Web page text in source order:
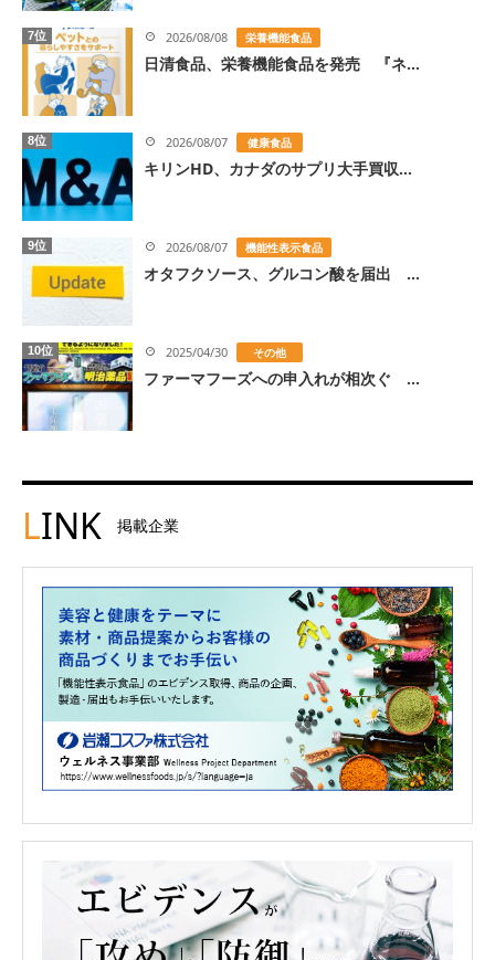
7位 2026/08/08 栄養機能食品
日清食品、栄養機能食品を発売 『ネ...
8位 2026/08/07 健康食品
キリンHD、カナダのサプリ大手買収...
9位 2026/08/07 機能性表示食品
オタフクソース、グルコン酸を届出 ...
10位 2025/04/30 その他
ファーマフーズへの申入れが相次ぐ ...
LINK 掲載企業